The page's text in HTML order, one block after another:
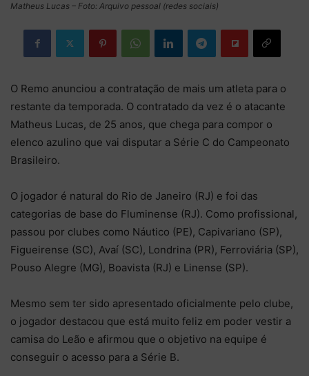
Matheus Lucas – Foto: Arquivo pessoal (redes sociais)
O Remo anunciou a contratação de mais um atleta para o
restante da temporada. O contratado da vez é o atacante
Matheus Lucas, de 25 anos, que chega para compor o
elenco azulino que vai disputar a Série C do Campeonato
Brasileiro.
O jogador é natural do Rio de Janeiro (RJ) e foi das
categorias de base do Fluminense (RJ). Como profissional,
passou por clubes como Náutico (PE), Capivariano (SP),
Figueirense (SC), Avaí (SC), Londrina (PR), Ferroviária (SP),
Pouso Alegre (MG), Boavista (RJ) e Linense (SP).
Mesmo sem ter sido apresentado oficialmente pelo clube,
o jogador destacou que está muito feliz em poder vestir a
camisa do Leão e afirmou que o objetivo na equipe é
conseguir o acesso para a Série B.